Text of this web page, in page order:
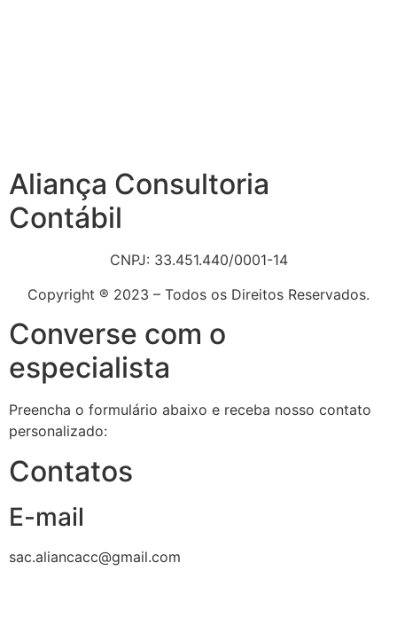
Aliança Consultoria
Contábil
CNPJ: 33.451.440/0001-14
Copyright ® 2023 – Todos os Direitos Reservados.
Converse com o
especialista
Preencha o formulário abaixo e receba nosso contato
personalizado:
Contatos
E-mail
sac.aliancacc@gmail.com